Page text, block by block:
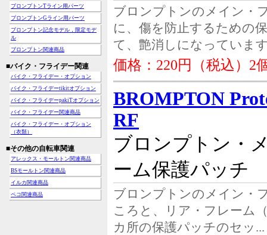
ブロンプトンTライン用パーツ
ブロンプトンGライン用パーツ
ブロンプトン記念モデル，限定モデ
ル
ブロンプトン関連商品
■バイク・フライデー関連
バイク・フライデー・オプション
バイク・フライデーtikitオプション
バイク・フライデーpakiTオプション
バイク・フライデー関連商品
バイク・フライデー・オプション
（衣類）
■その他の自転車関連
アレックス・モールトン関連商品
BSモールトン関連商品
イルカ関連商品
ペコ関連商品
ブロンプトンのメイン・
に、傷を防止するための
て、艶消しになっていま
価格：220円（税込）2
BROMPTON
RF
ブロンプトン・
ーム保護パッチ
ブロンプトンのメイン・
ころと、リア・フレーム
カ所の保護パッチのセッ...